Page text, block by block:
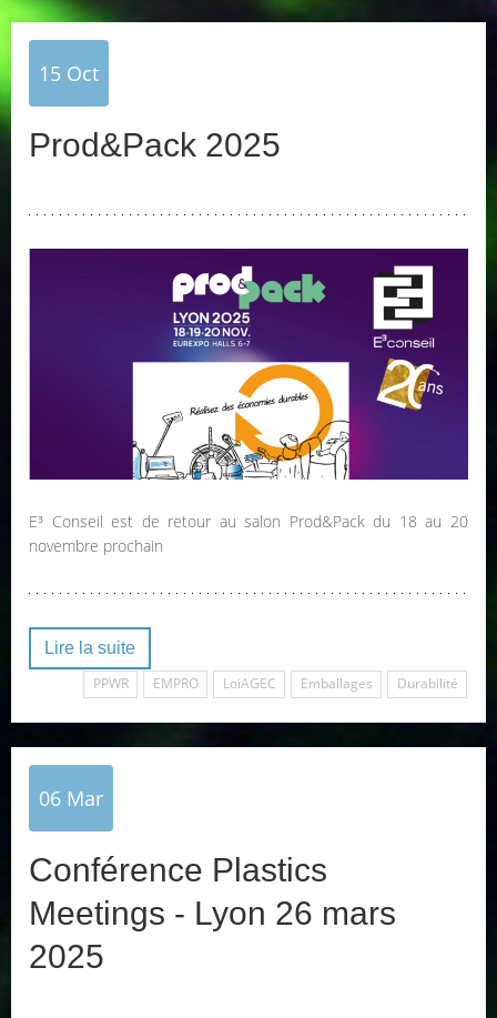
15 Oct
Prod&Pack 2025
E³ Conseil est de retour au salon Prod&Pack du 18 au 20
novembre prochain
Lire la suite
PPWR
EMPRO LoiAGEC Emballages Durabilité
06 Mar
Conférence Plastics
Meetings - Lyon 26 mars
2025